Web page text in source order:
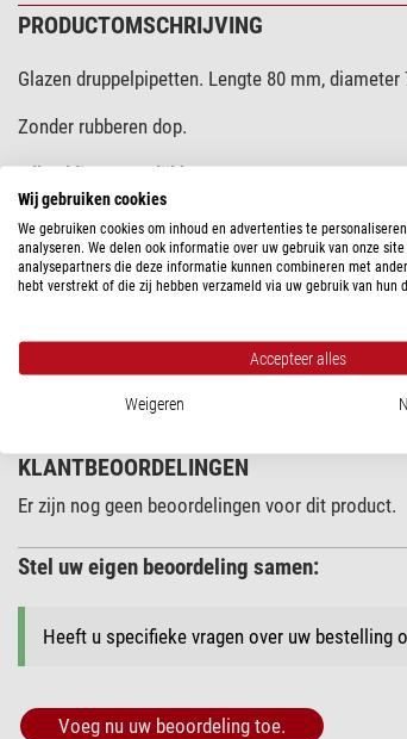
PRODUCTOMSCHRIJVING
Glazen druppelpipetten. Lengte 80 mm, diameter
Zonder rubberen dop.
Afbeelding vergelijkbaar!
SPECIFICATIES
PRODUCTVEILIGHEID
Windaus-Labortechnik GmbH,
KLANTBEOORDELINGEN
Er zijn nog geen beoordelingen voor dit product.
Stel uw eigen beoordeling samen:
Heeft u specifieke vragen over uw bestelling
Voeg nu uw beoordeling toe.
Wij gebruiken cookies
We gebruiken cookies om inhoud en advertenties te
analyseren. We delen ook informatie over uw gebruik van onze
analysepartners die deze informatie kunnen combineren met
hebt verstrekt of die zij hebben verzameld via uw gebruik van hun
Accepteer alles
Weigeren